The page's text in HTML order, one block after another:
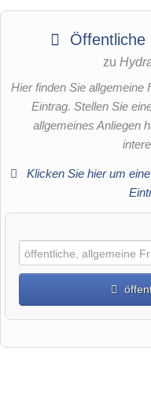
Öffentliche
zu
Hier finden Sie allgemeine
Eintrag. Stellen Sie
allgemeines Anliegen
Klicken Sie hier um eine